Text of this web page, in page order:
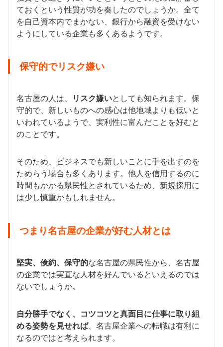
ておくという性質が功を奏したのでしょうか。全て
を自己資本内でまかない、銀行から融資を受けない
ようにしている企業も多くあるようです。
保守的でリスク嫌い
名古屋の人は、 リスク嫌いとしても知られます。保
守的で、新しいものへの感心は他地域よりも低いと
いわれているようで、実利性に富んだことを好むと
のことです。
そのため、ビジネスでも新しいことに手を出すのを
ためらう場合も多くあります。他人を信用するのに
時間もかかる県民性とされているため、新規採用に
は少し慎重かもしれません。
つまり名古屋の企業が好む人材とは
堅実、倹約、保守的な名古屋の県民性から、名古屋
の企業では実直な人材を好んでいるといえるのでは
ないでしょうか。
自分勝手でなく、コツコツと真面目に仕事に取り組
める姿勢を見せれば、名古屋企業への転職は有利に
なるのではと考えられます。